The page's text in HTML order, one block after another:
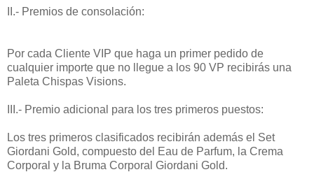
II.- Premios de consolación:
Por cada Cliente VIP que haga un primer pedido de
cualquier importe que no llegue a los 90 VP recibirás una
Paleta Chispas Visions.
III.- Premio adicional para los tres primeros puestos:
Los tres primeros clasificados recibirán además el Set
Giordani Gold, compuesto del Eau de Parfum, la Crema
Corporal y la Bruma Corporal Giordani Gold.